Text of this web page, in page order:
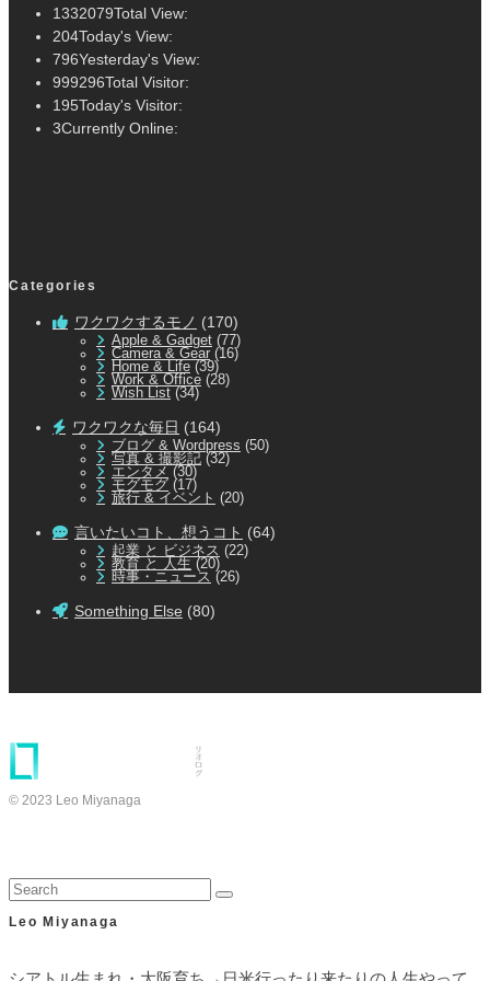
1332079Total View:
204Today's View:
796Yesterday's View:
999296Total Visitor:
195Today's Visitor:
3Currently Online:
Categories
ワクワクするモノ (170)
Apple & Gadget (77)
Camera & Gear (16)
Home & Life (39)
Work & Office (28)
Wish List (34)
ワクワクな毎日 (164)
ブログ & Wordpress (50)
写真 & 撮影記 (32)
エンタメ (30)
モグモグ (17)
旅行 & イベント (20)
言いたいコト、想うコト (64)
起業 と ビジネス (22)
教育 と 人生 (20)
時事・ニュース (26)
Something Else (80)
© 2023 Leo Miyanaga
Leo Miyanaga